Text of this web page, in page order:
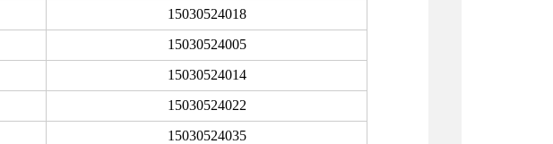
15030524018
15030524005
15030524014
15030524022
15030524035